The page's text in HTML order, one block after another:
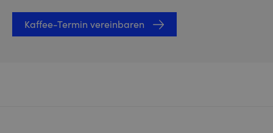
Kaffee-Termin vereinbaren